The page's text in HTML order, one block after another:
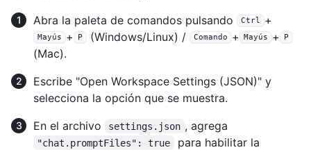
Abra la paleta de comandos pulsando
Ctrl +
Mayús + P (Windows/Linux) / Comando + Mayús + P
(Mac).
Escribe "Open Workspace Settings (JSON)" y
selecciona la opción que se muestra.
En el archivo
settings.json , agrega
"chat.promptFiles": true
para habilitar la